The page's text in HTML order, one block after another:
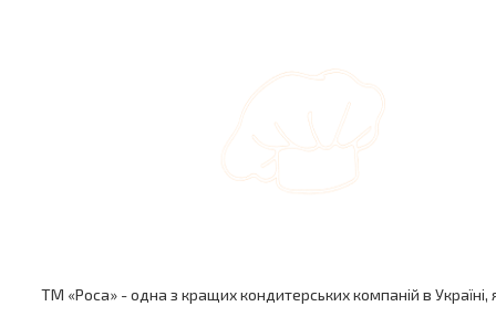
ТМ «Роса» - одна з кращих кондитерських компаній в